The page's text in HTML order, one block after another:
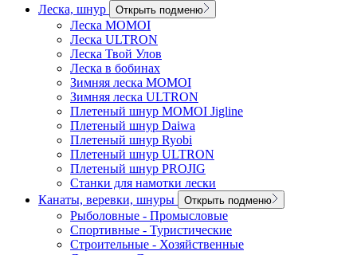
Леска, шнур
Открыть подменю
Леска MOMOI
Леска ULTRON
Леска Твой Улов
Леска в бобинах
Зимняя леска MOMOI
Зимняя леска ULTRON
Плетеный шнур MOMOI Jigline
Плетеный шнур Daiwa
Плетеный шнур Ryobi
Плетеный шнур ULTRON
Плетеный шнур PROJIG
Станки для намотки лески
Канаты, веревки, шнуры
Открыть подменю
Рыболовные - Промысловые
Спортивные - Туристические
Строительные - Хозяйственные